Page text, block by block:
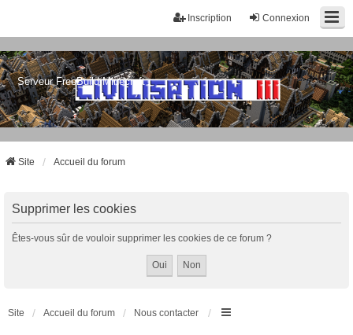
Connexion
Inscription
Serveur FreeBuild Minecraft
Site Accueil du forum
Supprimer les cookies
Êtes-vous sûr de vouloir supprimer les cookies de ce forum ?
Site Accueil du forum Nous contacter